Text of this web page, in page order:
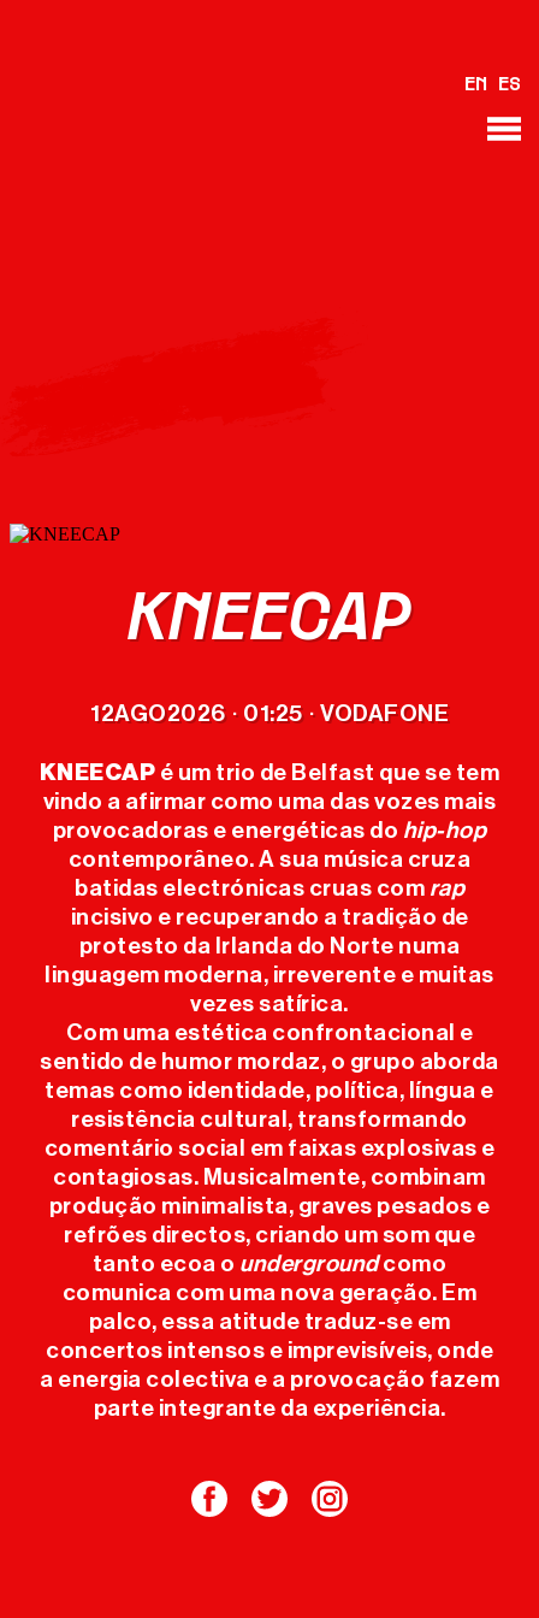
EN ES
BILHETES
MERCH
OFICIAL
O FESTIVAL
EDIÇÕES
ANTERIORES
INFO ÚTIL
IMPRENSA
SPONSORS
KNEECAP
12AGO2026 · 01:25 · VODAFONE
KNEECAP é um trio de Belfast que se tem
vindo a afirmar como uma das vozes mais
provocadoras e energéticas do hip-hop
contemporâneo. A sua música cruza
batidas electrónicas cruas com rap
incisivo e recuperando a tradição de
protesto da Irlanda do Norte numa
linguagem moderna, irreverente e muitas
vezes satírica.
Com uma estética confrontacional e
sentido de humor mordaz, o grupo aborda
temas como identidade, política, língua e
resistência cultural, transformando
comentário social em faixas explosivas e
contagiosas. Musicalmente, combinam
produção minimalista, graves pesados e
refrões directos, criando um som que
tanto ecoa o undergroundcomo
comunica com uma nova geração. Em
palco, essa atitude traduz-se em
concertos intensos e imprevisíveis, onde
a energia colectiva e a provocação fazem
parte integrante da experiência.